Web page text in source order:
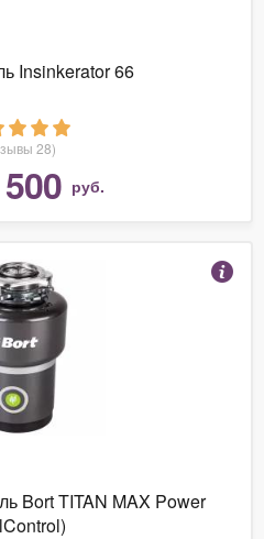
Insinkerator 66
28)
руб.
Bort TITAN MAX Power